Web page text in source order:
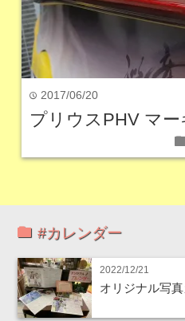
time 2017/06/20
プリウスPHV マ
#カレンダー
2022/12/21
オリジナル写